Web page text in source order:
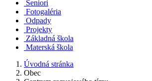
Seniori
Fotogaléria
Odpady
Projekty
Základná škola
Materská škola
Úvodná stránka
Obec